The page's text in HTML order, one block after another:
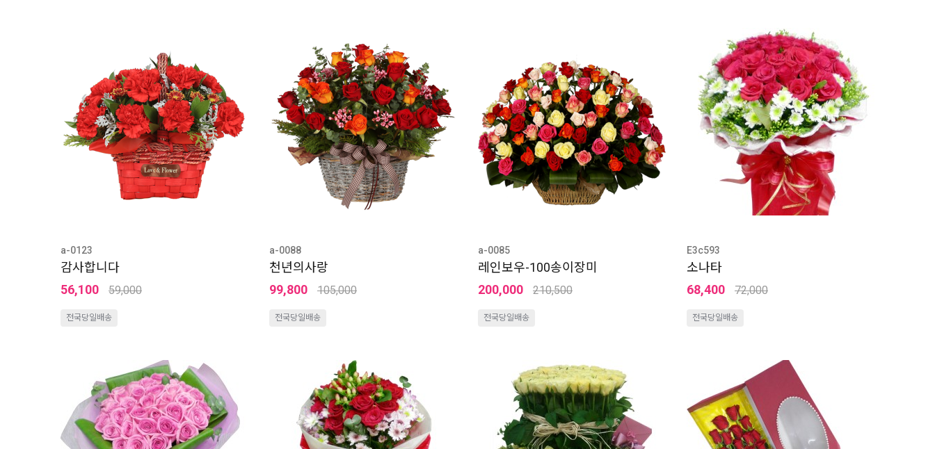
a-0123
감사합니다
56,100
59,000
전국당일배송
a-0088
천년의사랑
99,800
105,000
전국당일배송
a-0085
레인보우-100송이장미
200,000
210,500
전국당일배송
E3c593
소나타
68,400
72,000
전국당일배송